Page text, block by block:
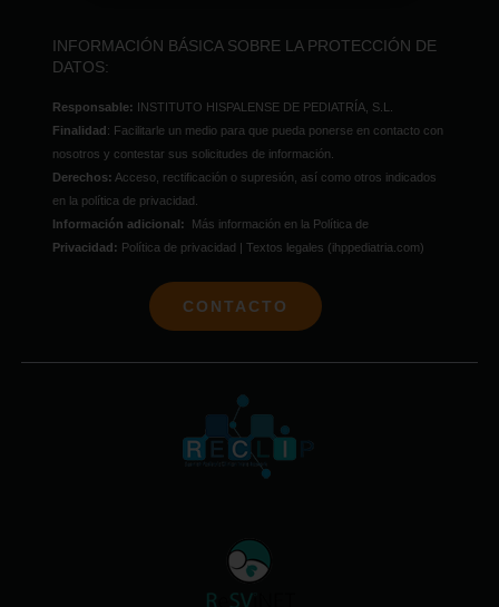
INFORMACIÓN BÁSICA SOBRE LA PROTECCIÓN DE
DATOS:
Responsable: INSTITUTO HISPALENSE DE PEDIATRÍA, S.L.
Finalidad : Facilitarle un medio para que pueda ponerse en contacto con
nosotros y contestar sus solicitudes de información.
Derechos: Acceso, rectificación o supresión, así como otros indicados
en la política de privacidad.
Información adicional: Más información en la Política de
Privacidad: Política de privacidad | Textos legales (ihppediatria.com)
CONTACTO